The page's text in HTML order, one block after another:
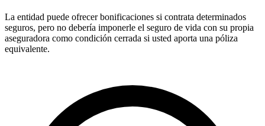
La entidad puede ofrecer bonificaciones si contrata determinados
seguros, pero no debería imponerle el seguro de vida con su propia
aseguradora como condición cerrada si usted aporta una póliza
equivalente.